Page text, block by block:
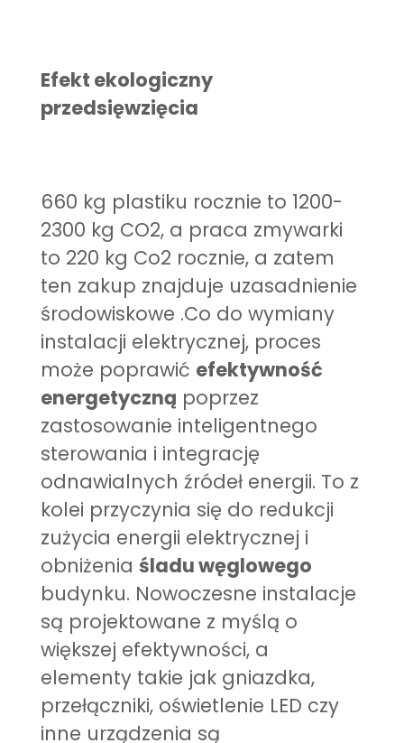
Efekt ekologiczny
przedsięwzięcia
660 kg plastiku rocznie to 1200-
2300 kg CO2, a praca zmywarki
to 220 kg Co2 rocznie, a zatem
ten zakup znajduje uzasadnienie
środowiskowe .Co do wymiany
instalacji elektrycznej, proces
może poprawić efektywność
energetyczną poprzez
zastosowanie inteligentnego
sterowania i integrację
odnawialnych źródeł energii. To z
kolei przyczynia się do redukcji
zużycia energii elektrycznej i
obniżenia śladu węglowego
budynku. Nowoczesne instalacje
są projektowane z myślą o
większej efektywności, a
elementy takie jak gniazdka,
przełączniki, oświetlenie LED czy
inne urządzenia są